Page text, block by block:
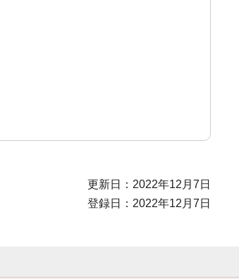
更新日：2022年12月7日
登録日：2022年12月7日